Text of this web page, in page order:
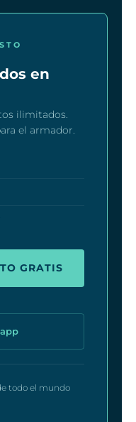
en
ilimitados.
el armador.
GRATIS
todo el mundo